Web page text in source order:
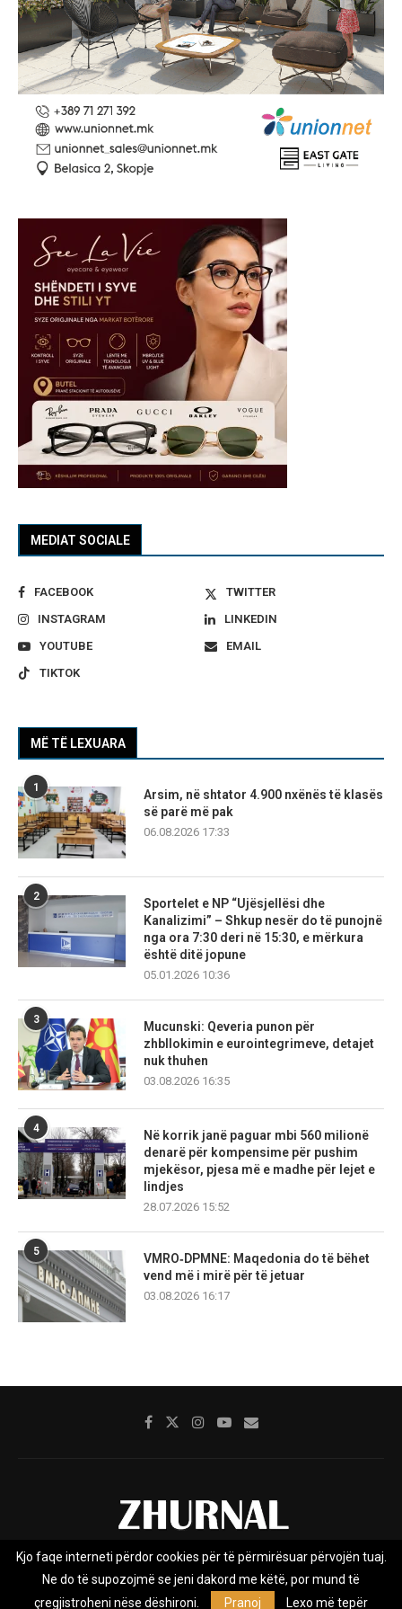
MEDIAT SOCIALE
FACEBOOK
TWITTER
INSTAGRAM
LINKEDIN
YOUTUBE
EMAIL
TIKTOK
MË TË LEXUARA
1
Arsim, në shtator 4.900 nxënës të klasës
së parë më pak
06.08.2026 17:33
2
Sportelet e NP “Ujësjellësi dhe
Kanalizimi” – Shkup nesër do të punojnë
nga ora 7:30 deri në 15:30, e mërkura
është ditë jopune
05.01.2026 10:36
3
Mucunski: Qeveria punon për
zhbllokimin e eurointegrimeve, detajet
nuk thuhen
03.08.2026 16:35
4
Në korrik janë paguar mbi 560 milionë
denarë për kompensime për pushim
mjekësor, pjesa më e madhe për lejet e
lindjes
28.07.2026 15:52
5
VMRO‑DPMNE: Maqedonia do të bëhet
vend më i mirë për të jetuar
03.08.2026 16:17
Rreth nesh Impresumi Marketing
Privacy Policy
Kjo faqe interneti përdor cookies për të përmirësuar përvojën tuaj.
Ne do të supozojmë se jeni dakord me këtë, por mund të
çregjistroheni nëse dëshironi.
Pranoj Lexo më tepër